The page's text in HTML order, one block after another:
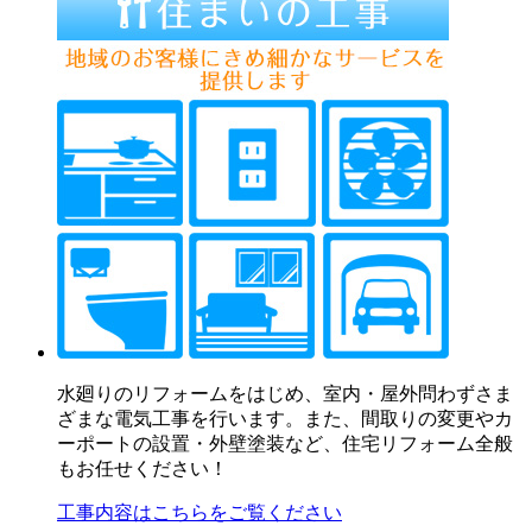
水廻りのリフォームをはじめ、室内・屋外問わずさま
ざまな電気工事を行います。また、間取りの変更やカ
ーポートの設置・外壁塗装など、住宅リフォーム全般
もお任せください！
工事内容はこちらをご覧ください